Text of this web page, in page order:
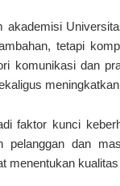
tetapi
komunikasi dan
faktor kunci
dan
menentukan